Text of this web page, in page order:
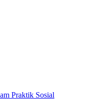
Praktik Sosial